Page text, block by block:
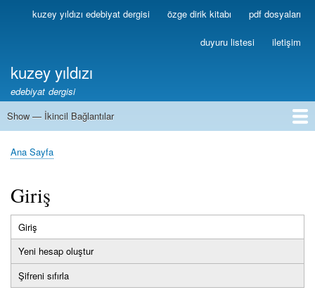
Ana
içeriğe
Birincilkuzey yıldızı edebiyat dergisi özge dirik kitabı pdf dosyaları
duyuru listesi iletişim
kuzey yıldızı
edebiyat dergisi
İkincil
Show — İkincil Bağlantılar
1
2
3
4
5
6
7
8
9
10
11
12
13
Sayfa
Ana Sayfa
Giriş
Birincil
sekmeler
Giriş
sekme)
Yeni hesap oluştur
Şifreni sıfırla